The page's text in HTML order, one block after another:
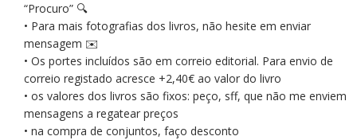
“Procuro” 🔍
• Para mais fotografias dos livros, não hesite em enviar
mensagem ✉️
• Os portes incluídos são em correio editorial. Para envio de
correio registado acresce +2,40€ ao valor do livro
• os valores dos livros são fixos: peço, sff, que não me enviem
mensagens a regatear preços
• na compra de conjuntos, faço desconto